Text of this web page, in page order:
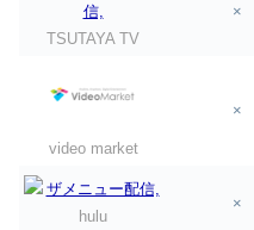
TSUTAYA TV
×
video market
×
hulu
×